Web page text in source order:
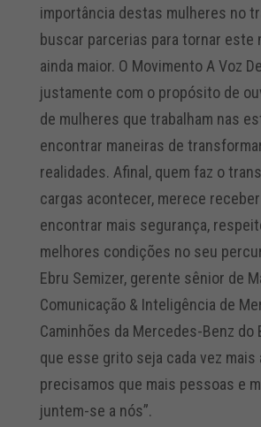
importância destas mulheres no
buscar parcerias para tornar este
ainda maior. O Movimento A Voz
justamente com o propósito de
de mulheres que trabalham nas
encontrar maneiras de
realidades. Afinal, quem faz o
cargas acontecer, merece
encontrar mais segurança,
melhores condições no seu
Ebru Semizer, gerente sênior de
Comunicação & Inteligência de
Caminhões da Mercedes-Benz do
que esse grito seja cada vez mais
precisamos que mais pessoas e
juntem-se a nós”.